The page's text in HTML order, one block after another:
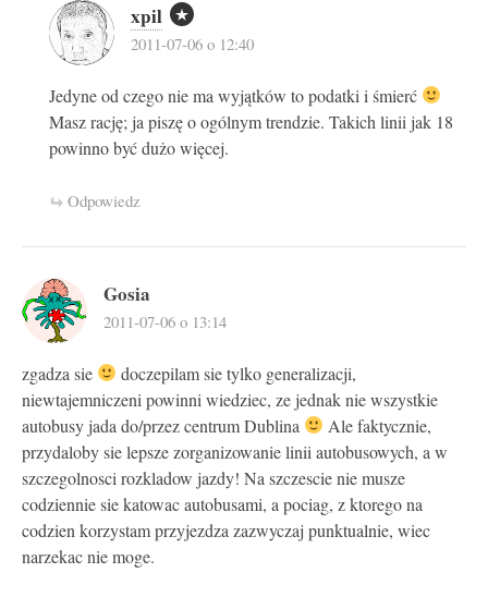
xpil
2011-07-06 o 12:40
Jedyne od czego nie ma wyjątków to podatki i śmierć
Masz rację; ja piszę o ogólnym trendzie. Takich linii jak 18
powinno być dużo więcej.
Odpowiedz
Gosia
2011-07-06 o 13:14
zgadza sie
doczepilam sie tylko generalizacji,
niewtajemniczeni powinni wiedziec, ze jednak nie wszystkie
autobusy jada do/przez centrum Dublina
Ale faktycznie,
przydaloby sie lepsze zorganizowanie linii autobusowych, a w
szczegolnosci rozkladow jazdy! Na szczescie nie musze
codziennie sie katowac autobusami, a pociag, z ktorego na
codzien korzystam przyjezdza zazwyczaj punktualnie, wiec
narzekac nie moge.